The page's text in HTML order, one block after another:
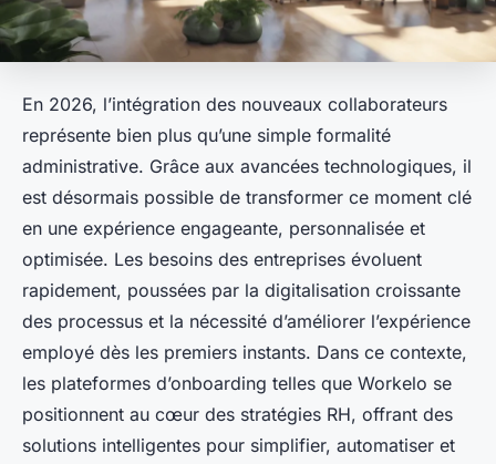
En 2026, l’intégration des nouveaux collaborateurs
représente bien plus qu’une simple formalité
administrative. Grâce aux avancées technologiques, il
est désormais possible de transformer ce moment clé
en une expérience engageante, personnalisée et
optimisée. Les besoins des entreprises évoluent
rapidement, poussées par la digitalisation croissante
des processus et la nécessité d’améliorer l’expérience
employé dès les premiers instants. Dans ce contexte,
les plateformes d’onboarding telles que Workelo se
positionnent au cœur des stratégies RH, offrant des
solutions intelligentes pour simplifier, automatiser et